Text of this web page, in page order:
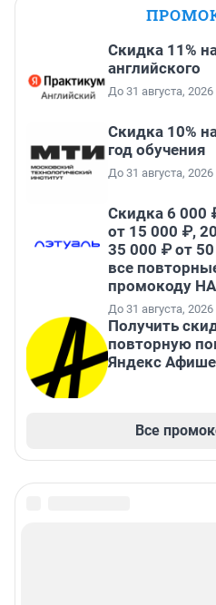
Скидка 11%
английского
До 31 августа, 2026
Скидка 10%
год обучения
До 31 августа, 2026
Скидка 6 000
от 15 000 ₽,
35 000 ₽ от
все
промокоду
До 31 августа, 2026
Получить
повторную
Яндекс Афише
Все